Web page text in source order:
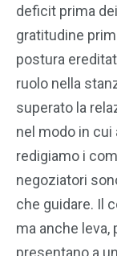
deficit prima
gratitudine
postura
ruolo nella
superato la
nel modo in cui
redigiamo i
negoziatori
che guidare. Il
ma anche
presentano a